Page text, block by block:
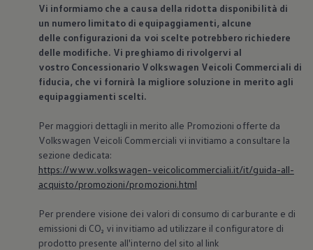
Vi informiamo che a causa della ridotta disponibilità di
un numero limitato di equipaggiamenti, alcune
delle configurazioni da voi scelte potrebbero richiedere
delle modifiche. Vi preghiamo di rivolgervi al
vostro Concessionario Volkswagen Veicoli Commerciali di
fiducia, che vi fornirà la migliore soluzione in merito agli
equipaggiamenti scelti.
Per maggiori dettagli in merito alle Promozioni offerte da
Volkswagen Veicoli Commerciali vi invitiamo a consultare la
sezione dedicata:
https://www.volkswagen-veicolicommerciali.it/it/guida-all-
acquisto/promozioni/promozioni.html
Per prendere visione dei valori di consumo di carburante e di
emissioni di CO₂ vi invitiamo ad utilizzare il configuratore di
prodotto presente all'interno del sito al link